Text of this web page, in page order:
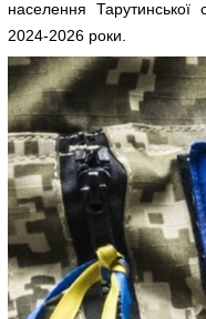
населення Тарутинської
2024-2026 роки.